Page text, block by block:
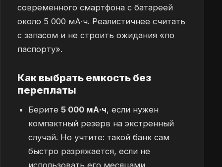
современного смартфона с батареей
около 5 000 мА·ч. Реалистичнее считать
с запасом и не строить ожидания «по
паспорту».
Как выбрать емкость без
переплаты
Берите 5 000 мА·ч, если нужен
компактный резерв на экстренный
случай. Но учтите: такой банк сам
быстро разряжается, если не
использовать его месяцами.